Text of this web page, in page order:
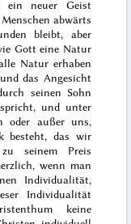
ein neuer Geist
abwärts
bleibt, aber
Gott eine Natur
Natur erhaben
das Angesicht
seinen Sohn
und unter
oder außer uns,
besteht, das wir
seinem Preis
wenn man
Individualität,
Individualität
keine